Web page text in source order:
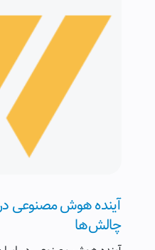
آینده هوش مصنوعی
چالش‌ها